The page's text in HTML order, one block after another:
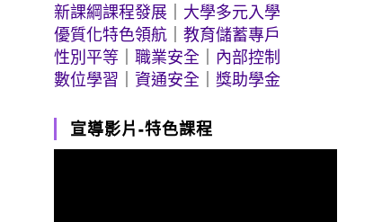
新課綱課程發展
大學多元入學
優質化特色領航 ｜教育儲蓄專戶
性別平等 ｜職業安全
內部控制
數位學習 ｜資通安全 ｜獎助學金
宣導影片-特色課程